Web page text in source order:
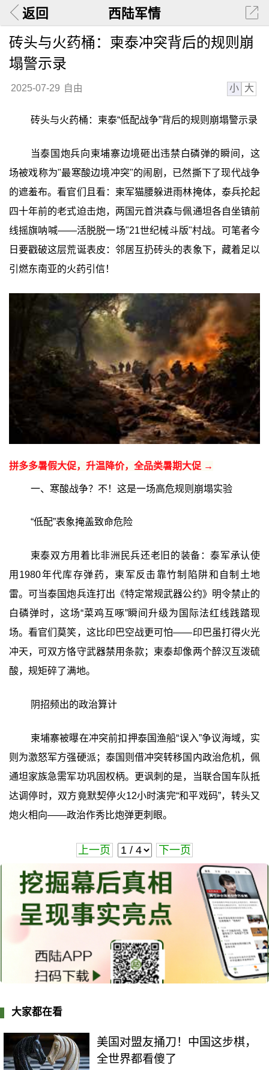
返回 西陆军情
砖头与火药桶：柬泰冲突背后的规则崩
塌警示录
2025-07-29 自由 小 大
砖头与火药桶：柬泰“低配战争”背后的规则崩塌警示录
当泰国炮兵向柬埔寨边境砸出违禁白磷弹的瞬间，这
场被戏称为"最寒酸边境冲突"的闹剧，已然撕下了现代战争
的遮羞布。看官们且看：柬军猫腰躲进雨林掩体，泰兵抡起
四十年前的老式迫击炮，两国元首洪森与佩通坦各自坐镇前
线摇旗呐喊——活脱脱一场"21世纪械斗版"村战。可笔者今
日要戳破这层荒诞表皮：邻居互扔砖头的表象下，藏着足以
引燃东南亚的火药引信！
拼多多暑假大促，升温降价，全品类暑期大促 →
一、寒酸战争？不！这是一场高危规则崩塌实验
“低配”表象掩盖致命危险
柬泰双方用着比非洲民兵还老旧的装备：泰军承认使
用1980年代库存弹药，柬军反击靠竹制陷阱和自制土地
雷。可当泰国炮兵连打出《特定常规武器公约》明令禁止的
白磷弹时，这场“菜鸡互啄”瞬间升级为国际法红线践踏现
场。看官们莫笑，这比印巴空战更可怕——印巴虽打得火光
冲天，可双方恪守武器禁用条款；柬泰却像两个醉汉互泼硫
酸，规矩碎了满地。
阴招频出的政治算计
柬埔寨被曝在冲突前扣押泰国渔船“误入”争议海域，实
则为激怒军方强硬派；泰国则借冲突转移国内政治危机，佩
通坦家族急需军功巩固权柄。更讽刺的是，当联合国车队抵
达调停时，双方竟默契停火12小时演完“和平戏码”，转头又
炮火相向——政治作秀比炮弹更刺眼。
上一页 下一页
大家都在看
美国对盟友捅刀！中国这步棋，
全世界都看傻了